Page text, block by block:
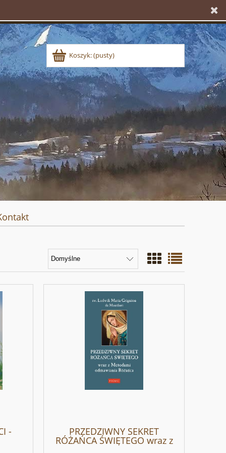
Koszyk:(pusty)
- PRZEDZIWNY SEKRET
RÓŻAŃCA ŚWIĘTEGO wraz z
metodami odmawiania